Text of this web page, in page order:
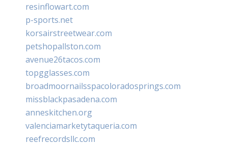
resinflowart.com
p-sports.net
korsairstreetwear.com
petshopallston.com
avenue26tacos.com
topgglasses.com
broadmoornailsspacoloradosprings.com
missblackpasadena.com
anneskitchen.org
valenciamarketytaqueria.com
reefrecordsllc.com